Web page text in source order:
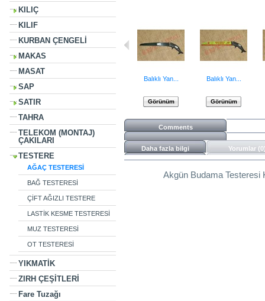
KILIÇ
KILIF
KURBAN ÇENGELİ
MAKAS
MASAT
SAP
SATIR
TAHRA
TELEKOM (MONTAJ)
ÇAKILARI
TESTERE
AĞAÇ TESTERESİ
BAĞ TESTERESİ
ÇİFT AĞIZLI TESTERE
LASTİK KESME TESTERESİ
MUZ TESTERESİ
OT TESTERESİ
YIKMATİK
ZIRH ÇEŞİTLERİ
Fare Tuzağı
Balıklı Yan...
Görünüm
Balıklı Yan...
Görünüm
Comments
Daha fazla bilgi Yorumlar
Akgün Budama Testeresi